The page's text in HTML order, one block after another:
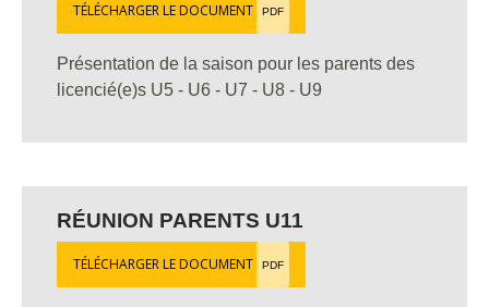
TÉLÉCHARGER LE DOCUMENT PDF
Présentation de la saison pour les parents des
licencié(e)s U5 - U6 - U7 - U8 - U9
RÉUNION PARENTS U11
TÉLÉCHARGER LE DOCUMENT PDF